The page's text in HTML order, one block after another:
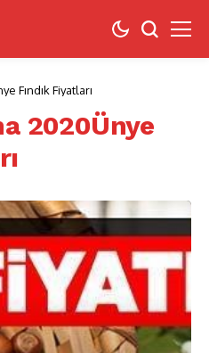
Fındık Fiyatları
2020Ünye